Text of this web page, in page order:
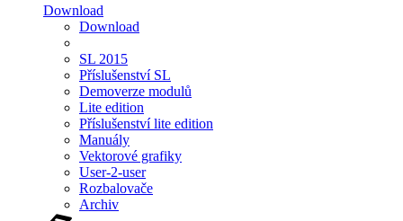
Download
Download
SL 2015
Příslušenství SL
Demoverze modulů
Lite edition
Příslušenství lite edition
Manuály
Vektorové grafiky
User-2-user
Rozbalovače
Archiv